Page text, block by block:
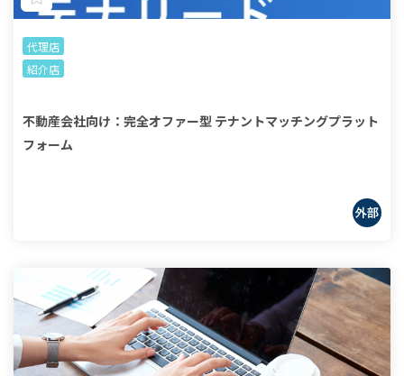
代理店
紹介店
不動産会社向け：完全オファー型 テナントマッチングプラット
フォーム